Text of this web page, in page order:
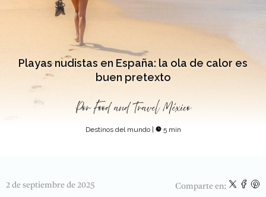
Playas nudistas en España: la ola de calor es
buen pretexto
Por Food and Travel México
Destinos del mundo 5 min
2 de septiembre de 2025 Comparte en: